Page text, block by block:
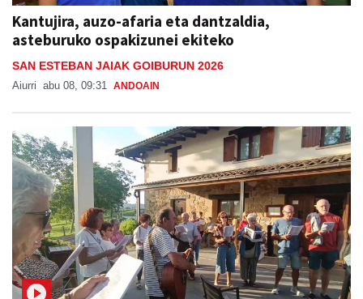
Kantujira, auzo-afaria eta dantzaldia,
asteburuko ospakizunei ekiteko
SAN ESTEBAN JAIAK GOIBURUN 2026
Aiurri abu 08, 09:31 ANDOAIN